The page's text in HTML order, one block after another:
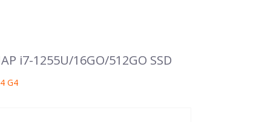
i7-1255U/16GO/512GO SSD
G4